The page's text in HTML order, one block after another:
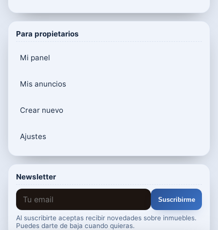
Para propietarios
Mi panel
Mis anuncios
Crear nuevo
Ajustes
Newsletter
Suscribirme
Al suscribirte aceptas recibir novedades sobre inmuebles.
Puedes darte de baja cuando quieras.